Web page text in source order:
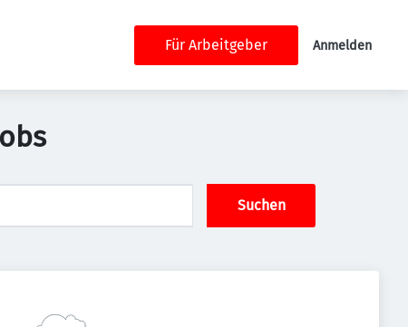
Für Arbeitgeber Anmelden
Suchen